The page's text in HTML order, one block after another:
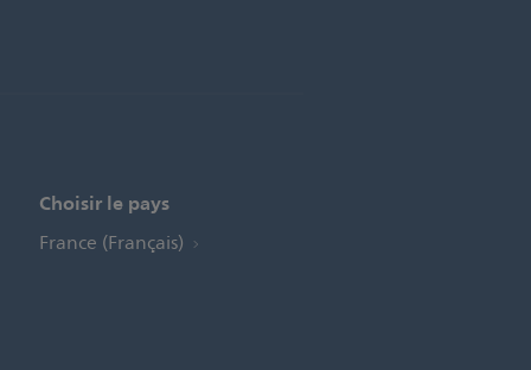
Choisir le pays
France (Français)